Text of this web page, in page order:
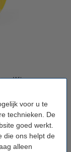
voor u te
technieken. De
goed werkt.
die ons helpt de
alleen
Wit